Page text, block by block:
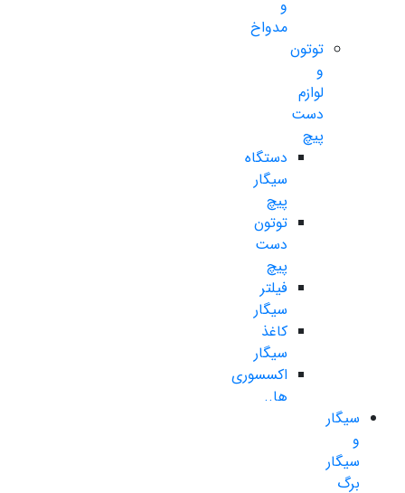
و
مدواخ
توتون
و
لوازم
دست
پیچ
دستگاه
سیگار
پیچ
توتون
دست
پیچ
فیلتر
سیگار
کاغذ
سیگار
اکسسوری
ها..
سیگار
و
سیگار
برگ